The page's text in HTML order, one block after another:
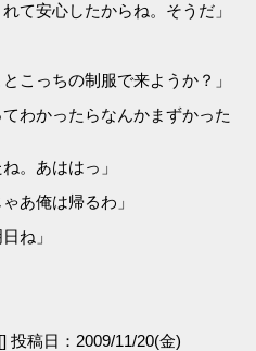
て安心したからね。そうだ」
こっちの制服で来ようか？」
わかったらなんかまずかった
。あははっ」
あ俺は帰るわ」
ね」
[] 投稿日：2009/11/20(金)